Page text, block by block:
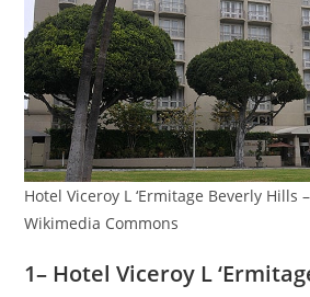
Hotel Viceroy L ‘Ermitage Beverly Hills
Wikimedia Commons
1– Hotel Viceroy L